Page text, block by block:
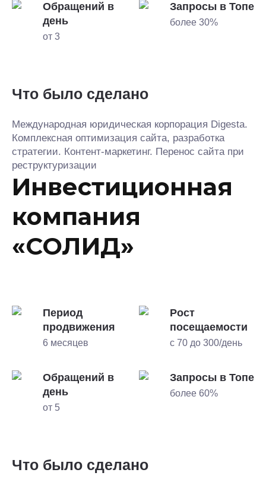
Обращений в
день
от 3
Запросы в Топе
более 30%
Что было сделано
Международная юридическая корпорация Digesta.
Комплексная оптимизация сайта, разработка
стратегии. Контент-маркетинг. Перенос сайта при
реструктуризации
Инвестиционная
компания
«СОЛИД»
Период
продвижения
6 месяцев
Рост
посещаемости
с 70 до 300/день
Обращений в
день
от 5
Запросы в Топе
более 60%
Что было сделано